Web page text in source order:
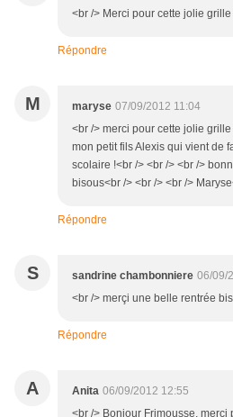
<br /> Merci pour cette jolie grille
Répondre
M maryse 07/09/2012 11:04
<br /> merci pour cette jolie
mon petit fils Alexis qui vient de
scolaire !<br /> <br /> <br />
bisous<br /> <br /> <br />
Répondre
S sandrine chambonniere 06/09/
<br /> merçi une belle rentrée
Répondre
A Anita 06/09/2012 12:55
<br /> Bonjour Frimousse,